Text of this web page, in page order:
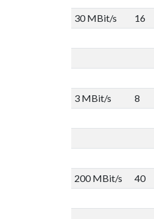
30 MBit/s
16
3 MBit/s
8
200 MBit/s
40